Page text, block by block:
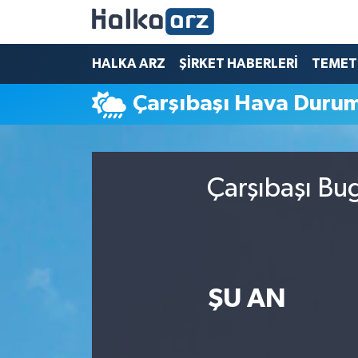
HALKA ARZ ŞİRKET HABERLERİ
Çarşıbaşı Hava
Çarşıbaşı
ŞU AN
HALKA ARZ
SERMAYE ARTIRIMI